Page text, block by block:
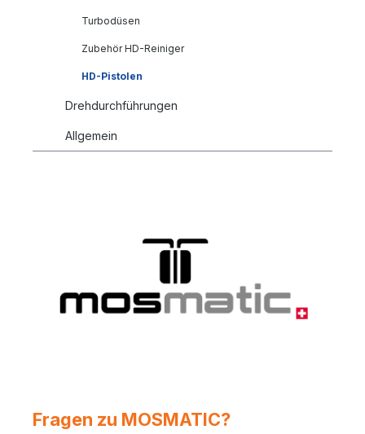
Turbodüsen
Zubehör HD-Reiniger
HD-Pistolen
Drehdurchführungen
Allgemein
Fragen zu MOSMATIC?